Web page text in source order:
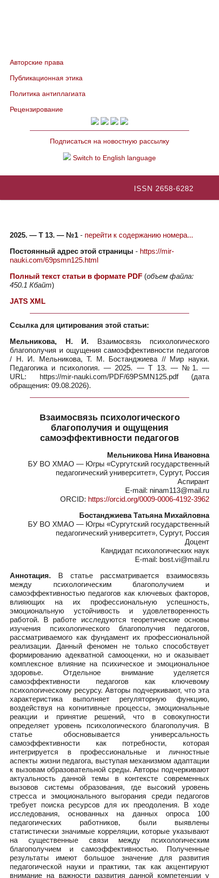
Авторские права
Публикационная этика
Политика антиплагиата
Рецензирование
Подписаться на новостную рассылку
Switch to English language
ISSN 2658-6282
2025. — Т 13. — №1 - перейти к содержанию номера...
Постоянный адрес этой страницы - https://mir-
nauki.com/69psmn125.html
Полный текст статьи в формате PDF (объем файла:
450.1 Кбайт)
JATS XML
Ссылка для цитирования этой статьи:
Мельникова, Н. И. Взаимосвязь психологического
благополучия и ощущения самоэффективности педагогов
/ Н. И. Мельникова, Т. М. Бостанджиева // Мир науки.
Педагогика и психология. — 2025. — Т 13. — №1. —
URL: https://mir-nauki.com/PDF/69PSMN125.pdf (дата
обращения: 09.08.2026).
Взаимосвязь психологического
благополучия и ощущения
самоэффективности педагогов
Мельникова Нина Ивановна
БУ ВО ХМАО — Югры «Сургутский государственный
педагогический университет», Сургут, Россия
Аспирант
E-mail: ninam113@mail.ru
ORCID: https://orcid.org/0009-0006-4192-3962
Бостанджиева Татьяна Михайловна
БУ ВО ХМАО — Югры «Сургутский государственный
педагогический университет», Сургут, Россия
Доцент
Кандидат психологических наук
E-mail: bost.vi@mail.ru
Аннотация. В статье рассматривается взаимосвязь
между психологическим благополучием и
самоэффективностью педагогов как ключевых факторов,
влияющих на их профессиональную успешность,
эмоциональную устойчивость и удовлетворенность
работой. В работе исследуются теоретические основы
изучения психологического благополучия педагогов,
рассматриваемого как фундамент их профессиональной
реализации. Данный феномен не только способствует
формированию адекватной самооценки, но и оказывает
комплексное влияние на психическое и эмоциональное
здоровье. Отдельное внимание уделяется
самоэффективности педагогов как ключевому
психологическому ресурсу. Авторы подчеркивают, что эта
характеристика выполняет регуляторную функцию,
воздействуя на когнитивные процессы, эмоциональные
реакции и принятие решений, что в совокупности
определяет уровень психологического благополучия. В
статье обосновывается универсальность
самоэффективности как потребности, которая
интегрируется в профессиональные и личностные
аспекты жизни педагога, выступая механизмом адаптации
к вызовам образовательной среды. Авторы подчеркивают
актуальность данной темы в контексте современных
вызовов системы образования, где высокий уровень
стресса и эмоционального выгорания среди педагогов
требует поиска ресурсов для их преодоления. В ходе
исследования, основанных на данных опроса 100
педагогических работников, были выявлены
статистически значимые корреляции, которые указывают
на существенные связи между психологическим
благополучием и самоэффективностью. Полученные
результаты имеют большое значение для развития
педагогической науки и практики, так как акцентируют
внимание на важности развития данной компетенции у